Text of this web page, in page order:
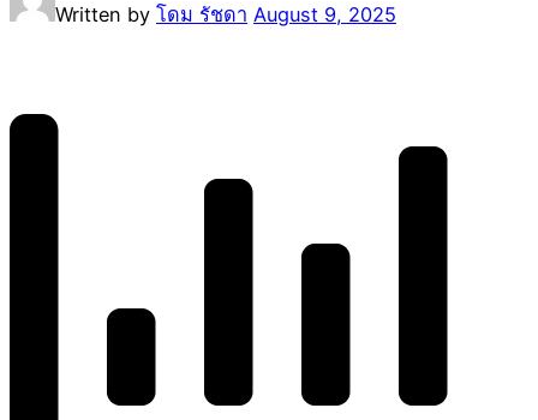
Written by โดม รัชดา August 9, 2025